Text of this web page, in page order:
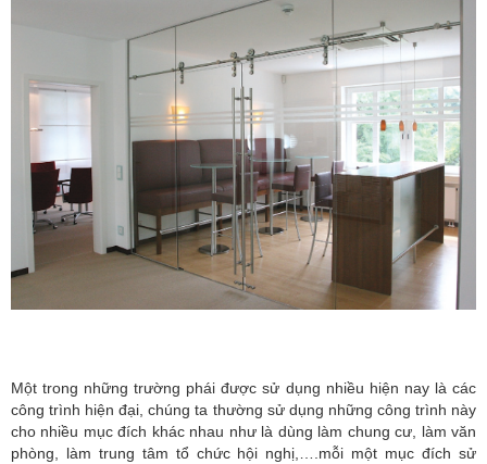
Một trong những trường phái được sử dụng nhiều hiện nay là các
công trình hiện đại, chúng ta thường sử dụng những công trình này
cho nhiều mục đích khác nhau như là dùng làm chung cư, làm văn
phòng, làm trung tâm tổ chức hội nghị,….mỗi một mục đích sử